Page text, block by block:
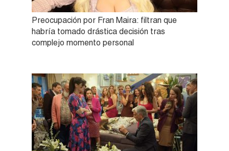
Preocupación por Fran Maira: filtran que
habría tomado drástica decisión tras
complejo momento personal